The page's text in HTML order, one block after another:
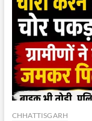
आगामी
अभियानों
के
लिए
बना
रोडमैप
CHHATTISGARH